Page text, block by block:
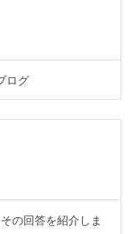
ログ
の回答を紹介しま